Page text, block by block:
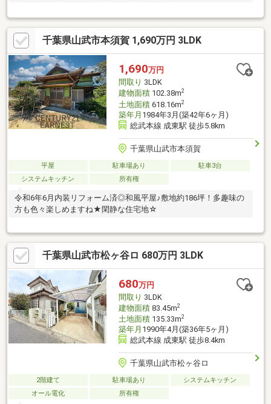
千葉県山武市本須賀 1,690万円 3LDK
1,690万円
間取り 3LDK
建物面積102.38m2
土地面積618.16m2
築年月 1984年3月(築42年6ヶ月)
総武本線 成東駅 徒歩5.8km
千葉県山武市本須賀
平屋 駐車場あり
駐車3台
システムキッチン
所有権
令和6年6月内装リフォーム済◎和風平屋♪敷地約186坪！多趣味の
方も色々楽しめますね★閑静な住宅地☆
千葉県山武市松ヶ谷ロ 680万円 3LDK
680万円
間取り 3LDK
建物面積83.45m2
土地面積135.33m2
築年月 1990年4月(築36年5ヶ月)
総武本線 成東駅 徒歩8.4km
千葉県山武市松ヶ谷ロ
2階建て 駐車場あり
システムキッチン
オール電化
所有権